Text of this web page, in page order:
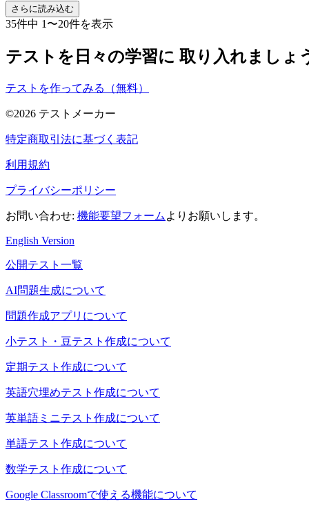
さらに読み込む
35件中 1〜20件を表示
テストを日々の学習に 取り入れましょ
テストを作ってみる（無料）
©2026 テストメーカー
特定商取引法に基づく表記
利用規約
プライバシーポリシー
お問い合わせ: 機能要望フォーム よりお願いします。
English Version
公開テスト一覧
AI問題生成について
問題作成アプリについて
小テスト・豆テスト作成について
定期テスト作成について
英語穴埋めテスト作成について
英単語ミニテスト作成について
単語テスト作成について
数学テスト作成について
Google Classroomで使える機能について